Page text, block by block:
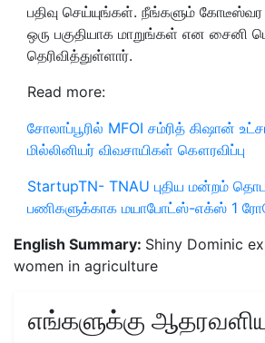
பதிவு செய்யுங்கள். நீங்களும் கோடீஸ்வர
ஒரு பகுதியாக மாறுங்கள் என சைனி
தெரிவித்துள்ளார்.
Read more:
சோலாப்பூரில் MFOI சம்ரித் கிஷான்
மில்லினியர் விவசாயிகள் கௌரவிப்பு
StartupTN- TNAU புதிய மன்றம்
பணிகளுக்காக மயாபோட்ஸ்-எக்ஸ் 1
English Summary: Shiny Dominic
women in agriculture
எங்களுக்கு